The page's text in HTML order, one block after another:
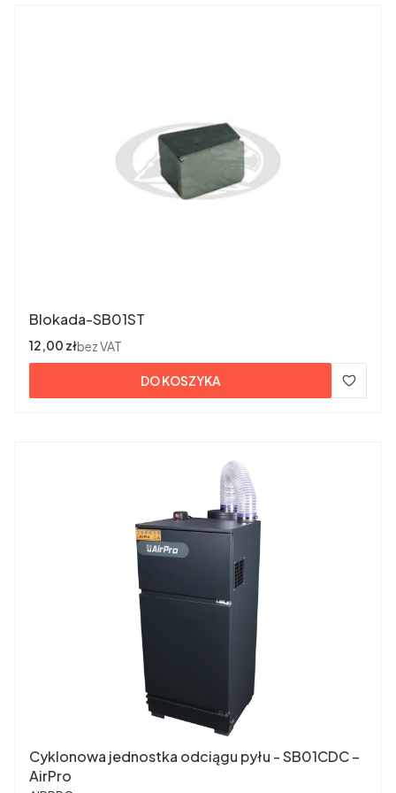
Blokada-SB01ST
Cena
12,00 złbez VAT
DO KOSZYKA
Cyklonowa jednostka odciągu pyłu - SB01CDC –
AirPro